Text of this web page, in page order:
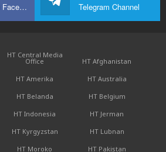
Sertai kami di Facebook Telegram Channel
HT Central Media
Office
HT Afghanistan
HT Amerika
HT Australia
HT Belanda
HT Belgium
HT Indonesia
HT Jerman
HT Kyrgyzstan
HT Lubnan
HT Moroko HT Pakistan